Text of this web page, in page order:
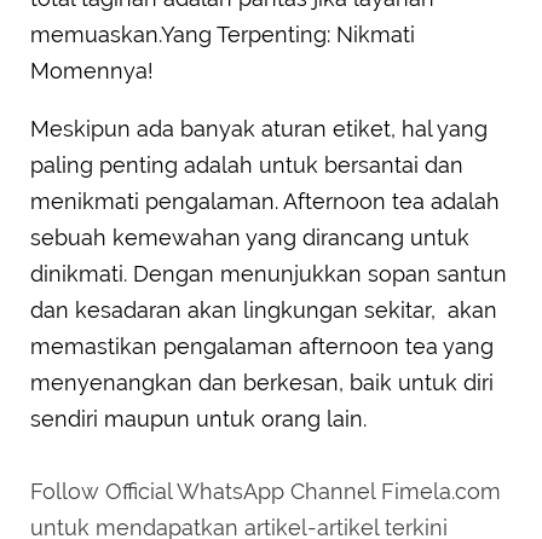
memuaskan.Yang Terpenting: Nikmati
Momennya!
Meskipun ada banyak aturan etiket, hal yang
paling penting adalah untuk bersantai dan
menikmati pengalaman. Afternoon tea adalah
sebuah kemewahan yang dirancang untuk
dinikmati. Dengan menunjukkan sopan santun
dan kesadaran akan lingkungan sekitar, akan
memastikan pengalaman afternoon tea yang
menyenangkan dan berkesan, baik untuk diri
sendiri maupun untuk orang lain.
Follow Official WhatsApp Channel Fimela.com
untuk mendapatkan artikel-artikel terkini